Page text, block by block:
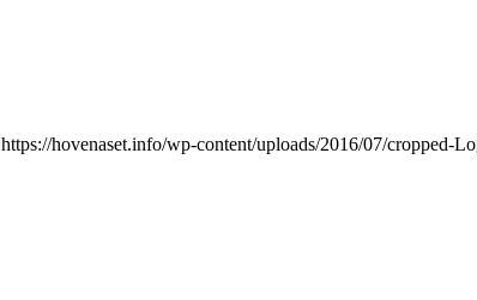
https://hovenaset.info/wp-content/uploads/2016/07/cropped-